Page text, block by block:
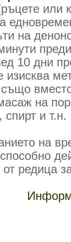
или
на
10 дни
на
и т.н.
на
редица